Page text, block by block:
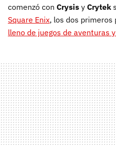
comenzó con Crysis y Crytek
Square Enix, los dos primeros
lleno de juegos de aventuras